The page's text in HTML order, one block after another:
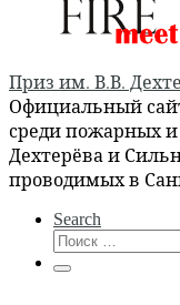
Приз им. В.В.
Официальный
среди пожарных и
Дехтерёва и
проводимых в
Search
Поиск
Меню